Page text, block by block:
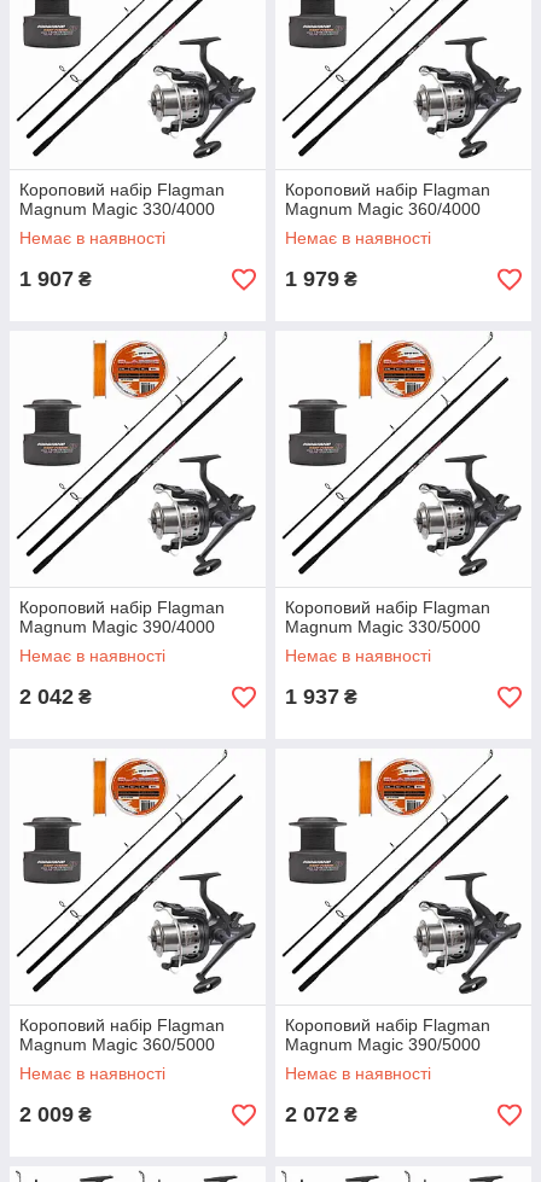
Короповий набір Flagman
Magnum Magic 330/4000
Немає в наявності
1 907 ₴
Короповий набір Flagman
Magnum Magic 360/4000
Немає в наявності
1 979 ₴
Короповий набір Flagman
Magnum Magic 390/4000
Немає в наявності
2 042 ₴
Короповий набір Flagman
Magnum Magic 330/5000
Немає в наявності
1 937 ₴
Короповий набір Flagman
Magnum Magic 360/5000
Немає в наявності
2 009 ₴
Короповий набір Flagman
Magnum Magic 390/5000
Немає в наявності
2 072 ₴